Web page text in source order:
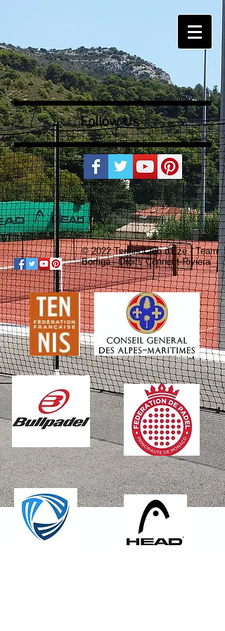
Follow Us
© 2022 Tennis Club d'Eze - Team
Borfiga - Droits Connect-Riviera